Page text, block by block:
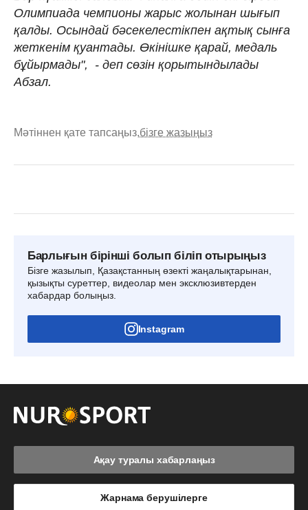
Олимпиада чемпионы жарыс жолынан шығып
қалды. Осындай бәсекелестікпен ақтық сынға
жеткенім қуантады. Өкінішке қарай, медаль
бұйырмады", - деп сөзін қорытындылады
Абзал.
Мәтіннен қате тапсаңыз,бізге жазыңыз
Барлығын бірінші болып біліп отырыңыз
Бізге жазылып, Қазақстанның өзекті жаңалықтарынан,
қызықты суреттер, видеолар мен эксклюзивтерден
хабардар болыңыз.
Instagram
Ақау туралы хабарлаңыз
Жарнама берушілерге